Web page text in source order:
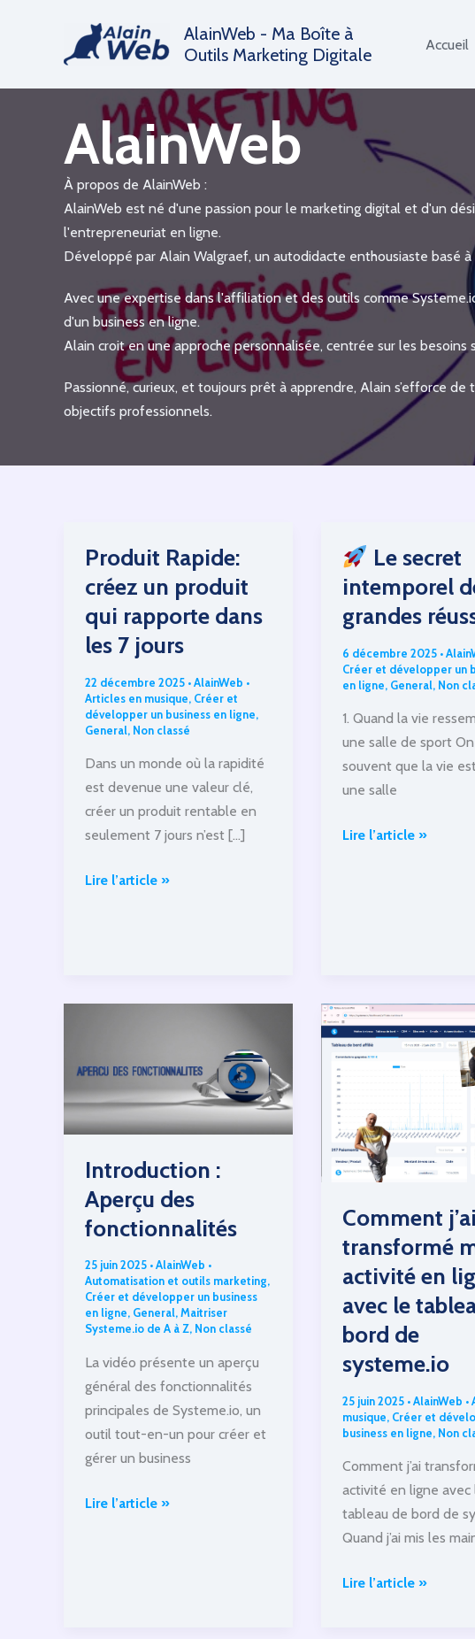
AlainWeb - Ma Boîte à
Outils Marketing Digitale
Accueil
AlainWeb
À propos de AlainWeb :
AlainWeb est né d'une passion pour le marketing digital et d'un
l'entrepreneuriat en ligne.
Développé par Alain Walgraef, un autodidacte enthousiaste basé
Avec une expertise dans l'affiliation et des outils comme
d'un business en ligne.
Alain croit en une approche personnalisée, centrée sur les
Passionné, curieux, et toujours prêt à apprendre, Alain s’efforce
objectifs professionnels.
Produit Rapide:
créez un produit
qui rapporte dans
les 7 jours
22 décembre 2025 •AlainWeb •
Articles en musique, Créer et
développer un business en ligne,
General, Non classé
Dans un monde où la rapidité
est devenue une valeur clé,
créer un produit rentable en
seulement 7 jours n’est […]
Produit
les
7
jours
Lire l’article »
Le secret
intemporel
grandes
6 décembre 2025 •
Créer et développer un
en ligne, General, Non
1. Quand la vie
une salle de sport
souvent que la vie
une salle
Lire l’article »
Introduction :
Aperçu des
fonctionnalités
25 juin 2025 •AlainWeb •
Automatisation et outils marketing,
Créer et développer un business
en ligne, General,Maitriser
Systeme.io de A à Z, Non classé
La vidéo présente un aperçu
général des fonctionnalités
principales de Systeme.io, un
outil tout-en-un pour créer et
gérer un business
Introduction
Lire l’article »
Comment j’ai
transformé
activité en
avec le
bord de
systeme.io
25 juin 2025 •AlainWeb •
musique, Créer et
business en ligne, Non
Comment j’ai
activité en ligne avec
tableau de bord de
Quand j’ai mis les
Comment
Lire l’article »